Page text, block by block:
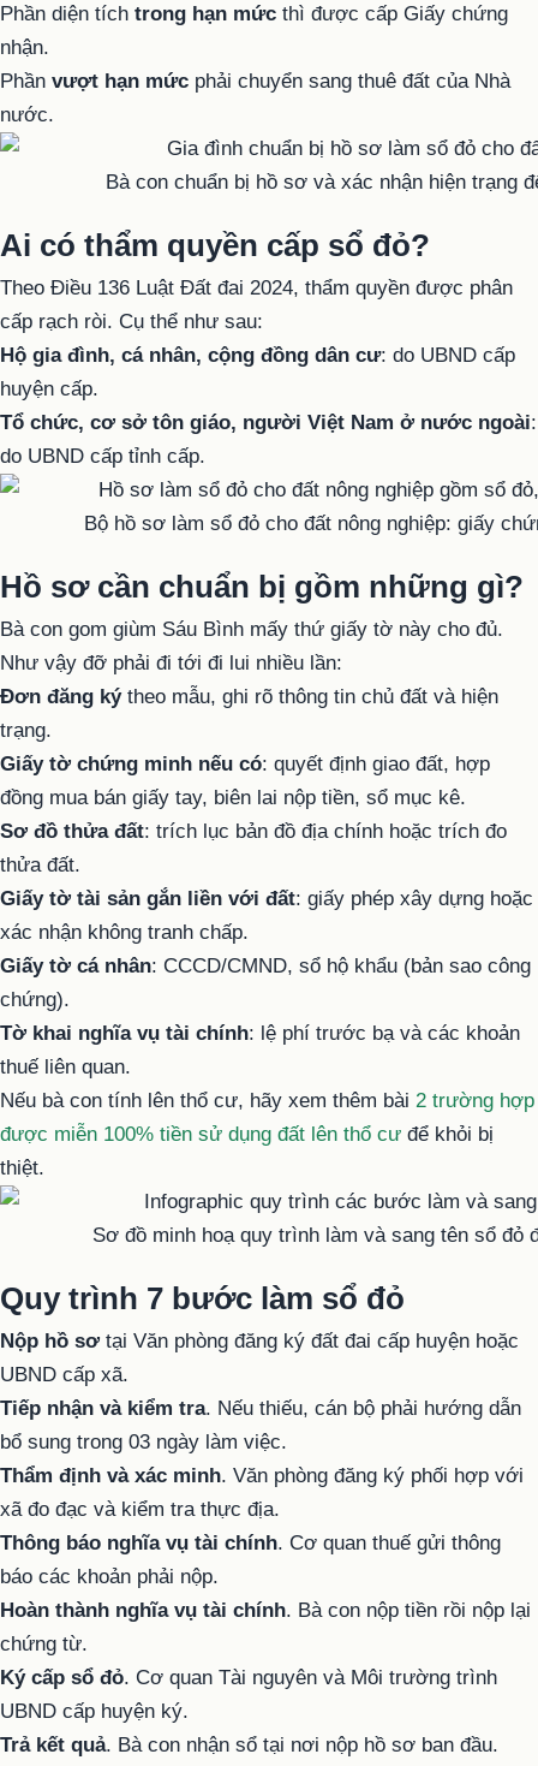
Phần diện tích trong hạn mức thì được cấp Giấy chứng
nhận.
Phần vượt hạn mức phải chuyển sang thuê đất của Nhà
nước.
Bà con chuẩn bị hồ sơ và xác nhận hiện trạng
Ai có thẩm quyền cấp sổ đỏ?
Theo Điều 136 Luật Đất đai 2024, thẩm quyền được phân
cấp rạch ròi. Cụ thể như sau:
Hộ gia đình, cá nhân, cộng đồng dân cư: do UBND cấp
huyện cấp.
Tổ chức, cơ sở tôn giáo, người Việt Nam ở nước ngoài:
do UBND cấp tỉnh cấp.
Bộ hồ sơ làm sổ đỏ cho đất nông nghiệp: giấy
Hồ sơ cần chuẩn bị gồm những gì?
Bà con gom giùm Sáu Bình mấy thứ giấy tờ này cho đủ.
Như vậy đỡ phải đi tới đi lui nhiều lần:
Đơn đăng kýtheo mẫu, ghi rõ thông tin chủ đất và hiện
trạng.
Giấy tờ chứng minh nếu có: quyết định giao đất, hợp
đồng mua bán giấy tay, biên lai nộp tiền, sổ mục kê.
Sơ đồ thửa đất: trích lục bản đồ địa chính hoặc trích đo
thửa đất.
Giấy tờ tài sản gắn liền với đất: giấy phép xây dựng hoặc
xác nhận không tranh chấp.
Giấy tờ cá nhân: CCCD/CMND, sổ hộ khẩu (bản sao công
chứng).
Tờ khai nghĩa vụ tài chính: lệ phí trước bạ và các khoản
thuế liên quan.
Nếu bà con tính lên thổ cư, hãy xem thêm bài 2 trường hợp
được miễn 100% tiền sử dụng đất lên thổ cư để khỏi bị
thiệt.
Sơ đồ minh hoạ quy trình làm và sang tên sổ đỏ
Quy trình 7 bước làm sổ đỏ
Nộp hồ sơ tại Văn phòng đăng ký đất đai cấp huyện hoặc
UBND cấp xã.
Tiếp nhận và kiểm tra. Nếu thiếu, cán bộ phải hướng dẫn
bổ sung trong 03 ngày làm việc.
Thẩm định và xác minh. Văn phòng đăng ký phối hợp với
xã đo đạc và kiểm tra thực địa.
Thông báo nghĩa vụ tài chính. Cơ quan thuế gửi thông
báo các khoản phải nộp.
Hoàn thành nghĩa vụ tài chính. Bà con nộp tiền rồi nộp lại
chứng từ.
Ký cấp sổ đỏ. Cơ quan Tài nguyên và Môi trường trình
UBND cấp huyện ký.
Trả kết quả. Bà con nhận sổ tại nơi nộp hồ sơ ban đầu.